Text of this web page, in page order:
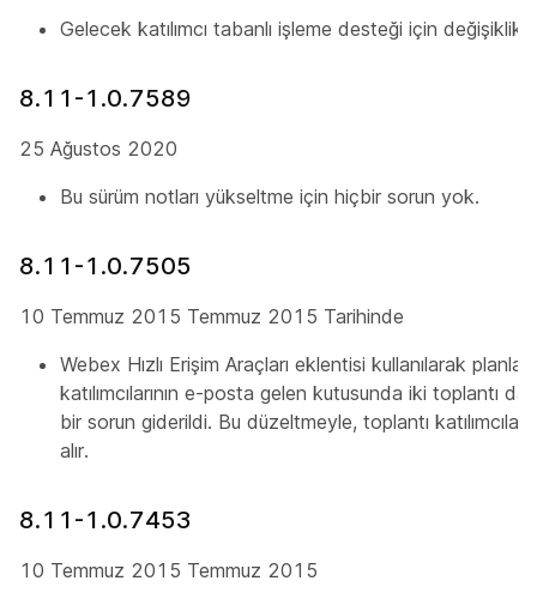
Gelecek katılımcı tabanlı işleme desteği için
8.11-1.0.7589
25 Ağustos 2020
Bu sürüm notları yükseltme için hiçbir sorun yok.
8.11-1.0.7505
10 Temmuz 2015 Temmuz 2015 Tarihinde
Webex Hızlı Erişim Araçları eklentisi kullanılarak
katılımcılarının e-posta gelen kutusunda iki toplantı
bir sorun giderildi. Bu düzeltmeyle, toplantı
alır.
8.11-1.0.7453
10 Temmuz 2015 Temmuz 2015